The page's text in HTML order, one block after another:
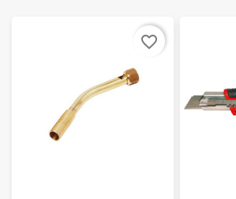
favorite_border